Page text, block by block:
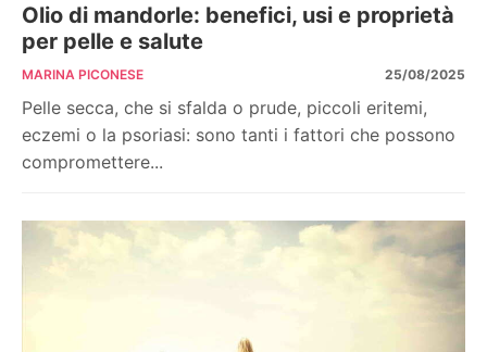
Olio di mandorle: benefici, usi e proprietà
per pelle e salute
MARINA PICONESE 25/08/2025
Pelle secca, che si sfalda o prude, piccoli eritemi,
eczemi o la psoriasi: sono tanti i fattori che possono
compromettere...